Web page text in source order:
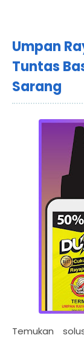
Umpan
Tuntas
Sarang
Temukan